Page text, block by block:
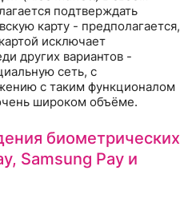
подтверждать
карту - предполагается,
исключает
других вариантов -
сеть, с
с таким функционалом
широком объёме.
биометрических
Samsung Pay и